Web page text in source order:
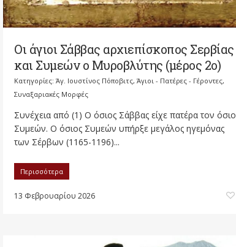
Οι άγιοι Σάββας αρχιεπίσκοπος Σερβίας
και Συμεών ο Μυροβλύτης (μέρος 2ο)
Κατηγορίες: Άγ. Ιουστίνος Πόποβιτς, Άγιοι - Πατέρες - Γέροντες,
Συναξαριακές Μορφές
Συνέχεια από (1) Ο όσιος Σάββας είχε πατέρα τον όσιο
Συμεών. Ο όσιος Συμεών υπήρξε μεγάλος ηγεμόνας
των Σέρβων (1165-1196)...
Περισσότερα
13 Φεβρουαρίου 2026